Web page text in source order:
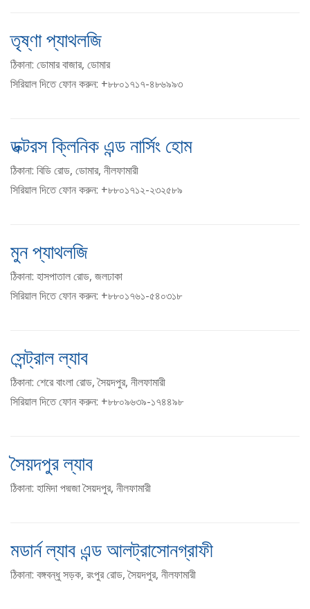
তৃষ্ণা প্যাথলজি
ঠিকানা: ডোমার বাজার, ডোমার
সিরিয়াল দিতে ফোন করুন: +৮৮০১৭১৭-৪৮৬৯৯৩
ডক্টরস ক্লিনিক এন্ড নার্সিং হোম
ঠিকানা: বিডি রোড, ডোমার, নীলফামারী
সিরিয়াল দিতে ফোন করুন: +৮৮০১৭১২-২৩২৫৮৯
মুন প্যাথলজি
ঠিকানা: হাসপাতাল রোড, জলঢাকা
সিরিয়াল দিতে ফোন করুন: +৮৮০১৭৬১-৫৪০৩১৮
সেন্ট্রাল ল্যাব
ঠিকানা: শেরে বাংলা রোড, সৈয়দপুর, নীলফামারী
সিরিয়াল দিতে ফোন করুন: +৮৮০৯৬৩৯-১৭৪৪৯৮
সৈয়দপুর ল্যাব
ঠিকানা: হামিদা পদ্মজা সৈয়দপুর, নীলফামারী
মডার্ন ল্যাব এন্ড আলট্রাসোনগ্রাফী
ঠিকানা: বঙ্গবন্ধু সড়ক, রংপুর রোড, সৈয়দপুর, নীলফামারী